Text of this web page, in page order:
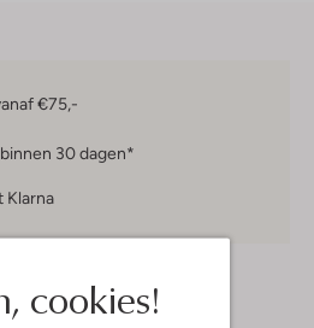
cookies!
€75,-
binnen 30 dagen*
Klarna